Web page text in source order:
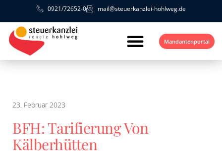
0921/72652-0 mail@steuerkanzlei-hohlweg.de
Mandantenportal
23. Februar 2023
BFH: Tarifierung Von
Kälberhütten